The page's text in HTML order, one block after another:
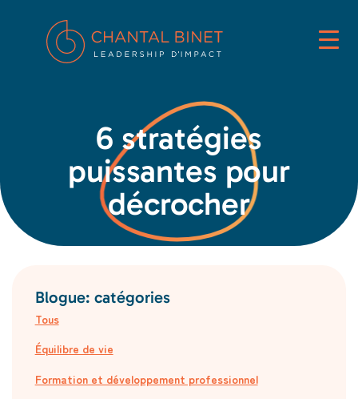
6 stratégies
puissantes pour
décrocher
Blogue: catégories
Tous
Équilibre de vie
Formation et développement professionnel